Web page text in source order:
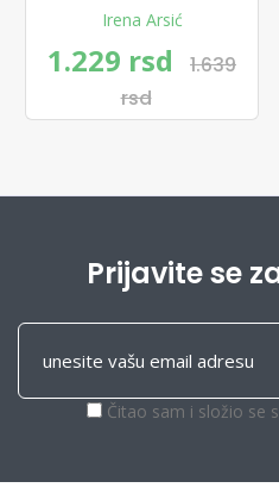
Irena Arsić
1.229 rsd
1.639
rsd
Prijavite se
Čitao sam i složio se